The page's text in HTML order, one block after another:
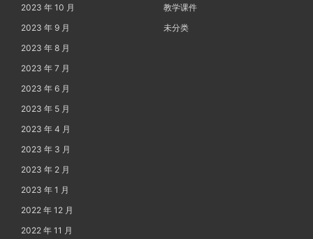
2023 年 10 月
2023 年 9 月
2023 年 8 月
2023 年 7 月
2023 年 6 月
2023 年 5 月
2023 年 4 月
2023 年 3 月
2023 年 2 月
2023 年 1 月
2022 年 12 月
2022 年 11 月
教学课件
未分类